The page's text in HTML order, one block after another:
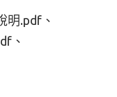
明.pdf